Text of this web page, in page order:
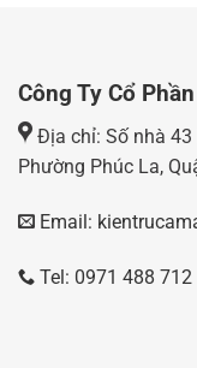
Công Ty Cổ
Địa chỉ: Số nhà 43
Phường Phúc La,
Email:
Tel: 0971 488 712